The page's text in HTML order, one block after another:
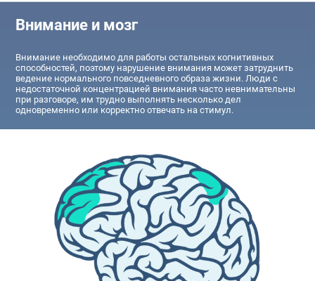
Внимание и мозг
Внимание необходимо для работы остальных когнитивных
способностей, поэтому нарушение внимания может затруднить
ведение нормального повседневного образа жизни. Люди с
недостаточной концентрацией внимания часто невнимательны
при разговоре, им трудно выполнять несколько дел
одновременно или корректно отвечать на стимул.